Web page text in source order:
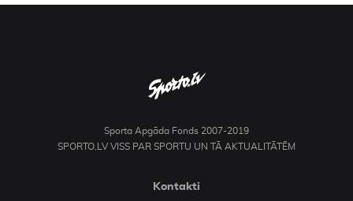
Sporta Apgāda Fonds 2007-2019
SPORTO.LV VISS PAR SPORTU UN TĀ AKTUALITĀTĒM
Kontakti